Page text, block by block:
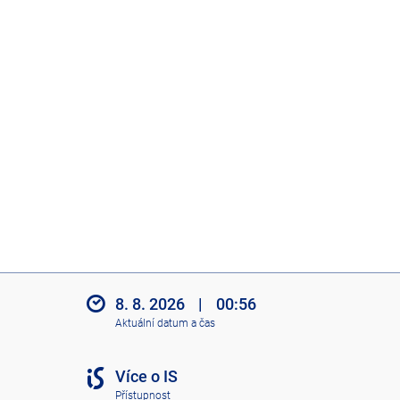
8. 8. 2026 | 00:56
Aktuální datum a čas
Více o IS
Přístupnost